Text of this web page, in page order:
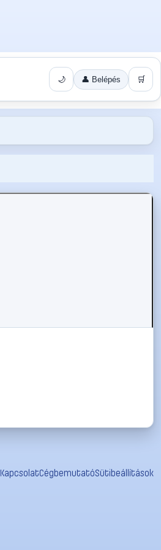
🌙 👤 Belépés 🛒
KapcsolatCégbemutatóSütibeállítások